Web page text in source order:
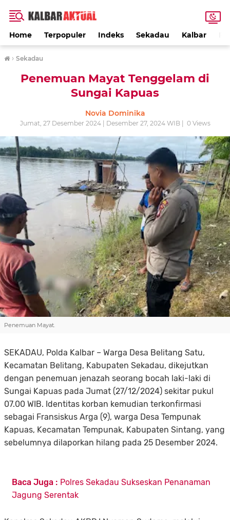
Home Terpopuler Indeks Sekadau Kalbar
› Sekadau
Penemuan Mayat Tenggelam di
Sungai Kapuas
Novia Dominika
Jumat, 27 Desember 2024 | Desember 27, 2024 WIB | 0Views
Penemuan Mayat.
SEKADAU, Polda Kalbar – Warga Desa Belitang Satu,
Kecamatan Belitang, Kabupaten Sekadau, dikejutkan
dengan penemuan jenazah seorang bocah laki-laki di
Sungai Kapuas pada Jumat (27/12/2024) sekitar pukul
07.00 WIB. Identitas korban kemudian terkonfirmasi
sebagai Fransiskus Arga (9), warga Desa Tempunak
Kapuas, Kecamatan Tempunak, Kabupaten Sintang, yang
sebelumnya dilaporkan hilang pada 25 Desember 2024.
Baca Juga : Polres Sekadau Sukseskan Penanaman
Jagung Serentak